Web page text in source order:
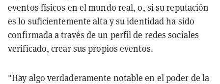
eventos físicos en el mundo real, o, si su reputación
es lo suficientemente alta y su identidad ha sido
confirmada a través de un perfil de redes sociales
verificado, crear sus propios eventos.
"Hay algo verdaderamente notable en el poder de la